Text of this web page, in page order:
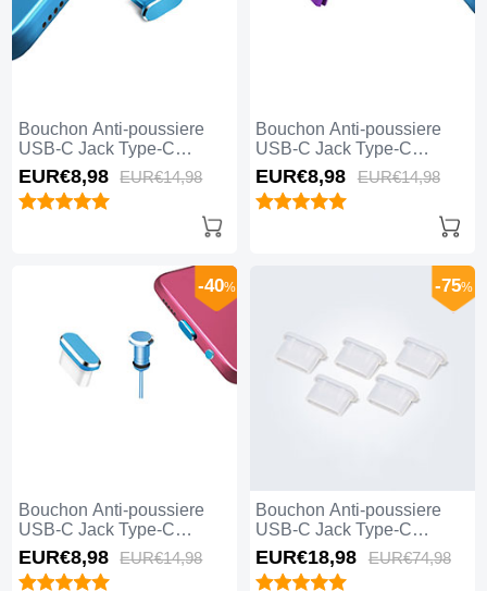
Bouchon Anti-poussiere
USB-C Jack Type-C
Universel H14 Bleu
EUR€8,98 EUR€14,98
Bouchon Anti-poussiere
USB-C Jack Type-C
Universel H13 Violet
EUR€8,98 EUR€14,98
Bouchon Anti-poussiere
USB-C Jack Type-C
Universel H12 Bleu
-40%
EUR€8,98 EUR€14,98
Bouchon Anti-poussiere
USB-C Jack Type-C
Universel 5PCS H01 Blanc
-75%
EUR€18,98 EUR€74,98